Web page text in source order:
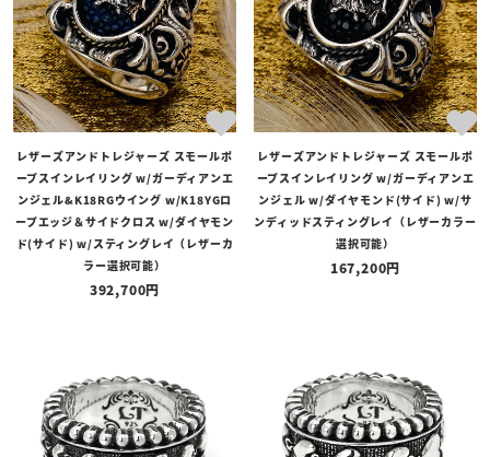
カテゴリ
ブランド
価格
在庫の有無
在庫あり
在庫なしを含む
レザーズアンドトレジャーズ スモールポ
ープスインレイリング w/ガーディアンエ
ンジェル&K18RGウイング w/K18YGロ
ープエッジ＆サイドクロス w/ダイヤモン
ド(サイド) w/スティングレイ（レザーカ
ラー選択可能）
392,700
レザーズアンドトレジャーズ スモールポ
ープスインレイリング w/ガーディアンエ
ンジェル w/ダイヤモンド(サイド) w/サ
ンディッドスティングレイ（レザーカラー
選択可能）
167,200